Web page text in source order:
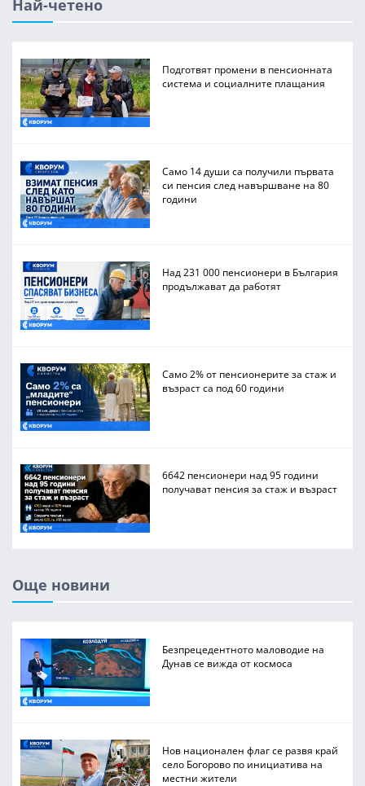
Най-четено
Подготвят промени в пенсионната
система и социалните плащания
Само 14 души са получили първата
си пенсия след навършване на 80
години
Над 231 000 пенсионери в България
продължават да работят
Само 2% от пенсионерите за стаж и
възраст са под 60 години
6642 пенсионери над 95 години
получават пенсия за стаж и възраст
Още новини
Безпрецедентното маловодие на
Дунав се вижда от космоса
Нов национален флаг се развя край
село Богорово по инициатива на
местни жители